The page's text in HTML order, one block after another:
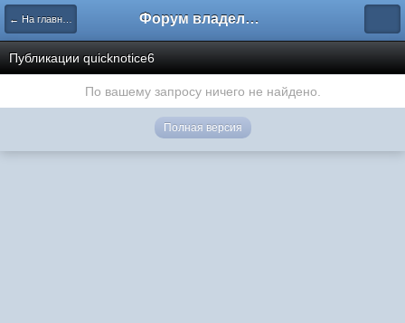
← На главную Форум владельцев интернет-магазинов
Публикации quicknotice6
По вашему запросу ничего не найдено.
Полная версия